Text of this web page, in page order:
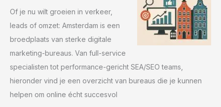
Of je nu wilt groeien in verkeer,
leads of omzet: Amsterdam is een
broedplaats van sterke digitale
marketing-bureaus. Van full-service
specialisten tot performance-gericht SEA/SEO teams,
hieronder vind je een overzicht van bureaus die je kunnen
helpen om online écht succesvol